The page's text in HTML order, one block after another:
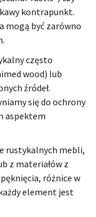
kontrapunkt.
mogą być zarówno
często
wood) lub
źródeł.
się do ochrony
aspektem
rustykalnych mebli,
z materiałów z
różnice w
element jest